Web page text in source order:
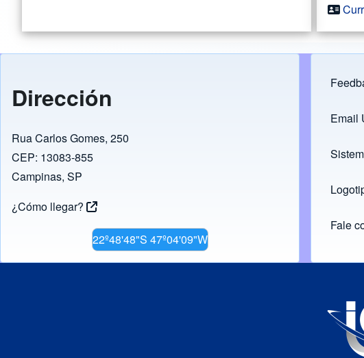
Dirección
Rua Carlos Gomes, 250
CEP: 13083-855
Campinas, SP
¿Cómo llegar?
22º48'48"S 47º04'09"W
Email
Fale